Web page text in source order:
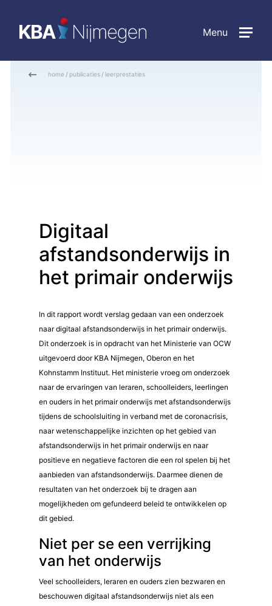
Menu
home / publicaties / leerprestaties
Digitaal
afstandsonderwijs in
het primair onderwijs
In dit rapport wordt verslag gedaan van een onderzoek
naar digitaal afstandsonderwijs in het primair onderwijs.
Dit onderzoek is in opdracht van het Ministerie van OCW
uitgevoerd door KBA Nijmegen, Oberon en het
Kohnstamm Instituut. Het ministerie vroeg om onderzoek
naar de ervaringen van leraren, schoolleiders, leerlingen
en ouders in het primair onderwijs met afstandsonderwijs
tijdens de schoolsluiting in verband met de coronacrisis,
naar wetenschappelijke inzichten op het gebied van
afstandsonderwijs in het primair onderwijs en naar
positieve en negatieve factoren die een rol spelen bij het
aanbieden van afstandsonderwijs. Daarmee dienen de
resultaten van het onderzoek bij te dragen aan
mogelijkheden om gefundeerd beleid te ontwikkelen op
dit gebied.
Niet per se een verrijking
van het onderwijs
Veel schoolleiders, leraren en ouders zien bezwaren en
beschouwen digitaal afstandsonderwijs niet als een